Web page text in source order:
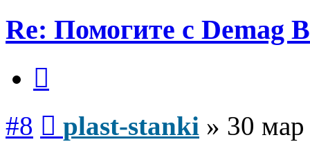
Re: Помогите с Demag
#8 plast-stanki » 30